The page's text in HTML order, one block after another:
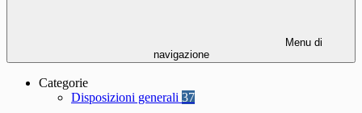
Menu di
navigazione
Categorie
Disposizioni generali 37